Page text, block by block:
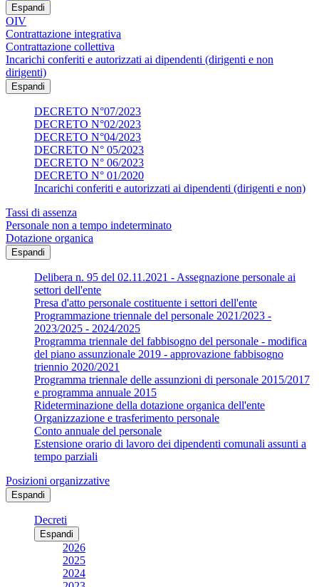
Espandi
OIV
Contrattazione integrativa
Contrattazione collettiva
Incarichi conferiti e autorizzati ai dipendenti (dirigenti e non
dirigenti)
Espandi
DECRETO N°07/2023
DECRETO N°02/2023
DECRETO N°04/2023
DECRETO N° 05/2023
DECRETO N° 06/2023
DECRETO N° 01/2020
Incarichi conferiti e autorizzati ai dipendenti (dirigenti e non)
Tassi di assenza
Personale non a tempo indeterminato
Dotazione organica
Espandi
Delibera n. 95 del 02.11.2021 - Assegnazione personale ai
settori dell'ente
Presa d'atto personale costituente i settori dell'ente
Programmazione triennale del personale 2021/2023 -
2023/2025 - 2024/2025
Programma triennale del fabbisogno del personale - modifica
del piano assunzionale 2019 - approvazione fabbisogno
triennio 2020/2021
Programma triennale delle assunzioni di personale 2015/2017
e programma annuale 2015
Rideterminazione della dotazione organica dell'ente
Organizzazione e trasferimento personale
Conto annuale del personale
Estensione orario di lavoro dei dipendenti comunali assunti a
tempo parziali
Posizioni organizzative
Espandi
Decreti
Espandi
2026
2025
2024